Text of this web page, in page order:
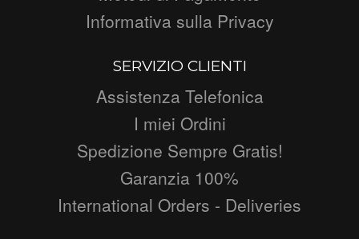
Informativa sulla Privacy
SERVIZIO CLIENTI
Assistenza Telefonica
I miei Ordini
Spedizione Sempre Gratis!
Garanzia 100%
International Orders - Deliveries